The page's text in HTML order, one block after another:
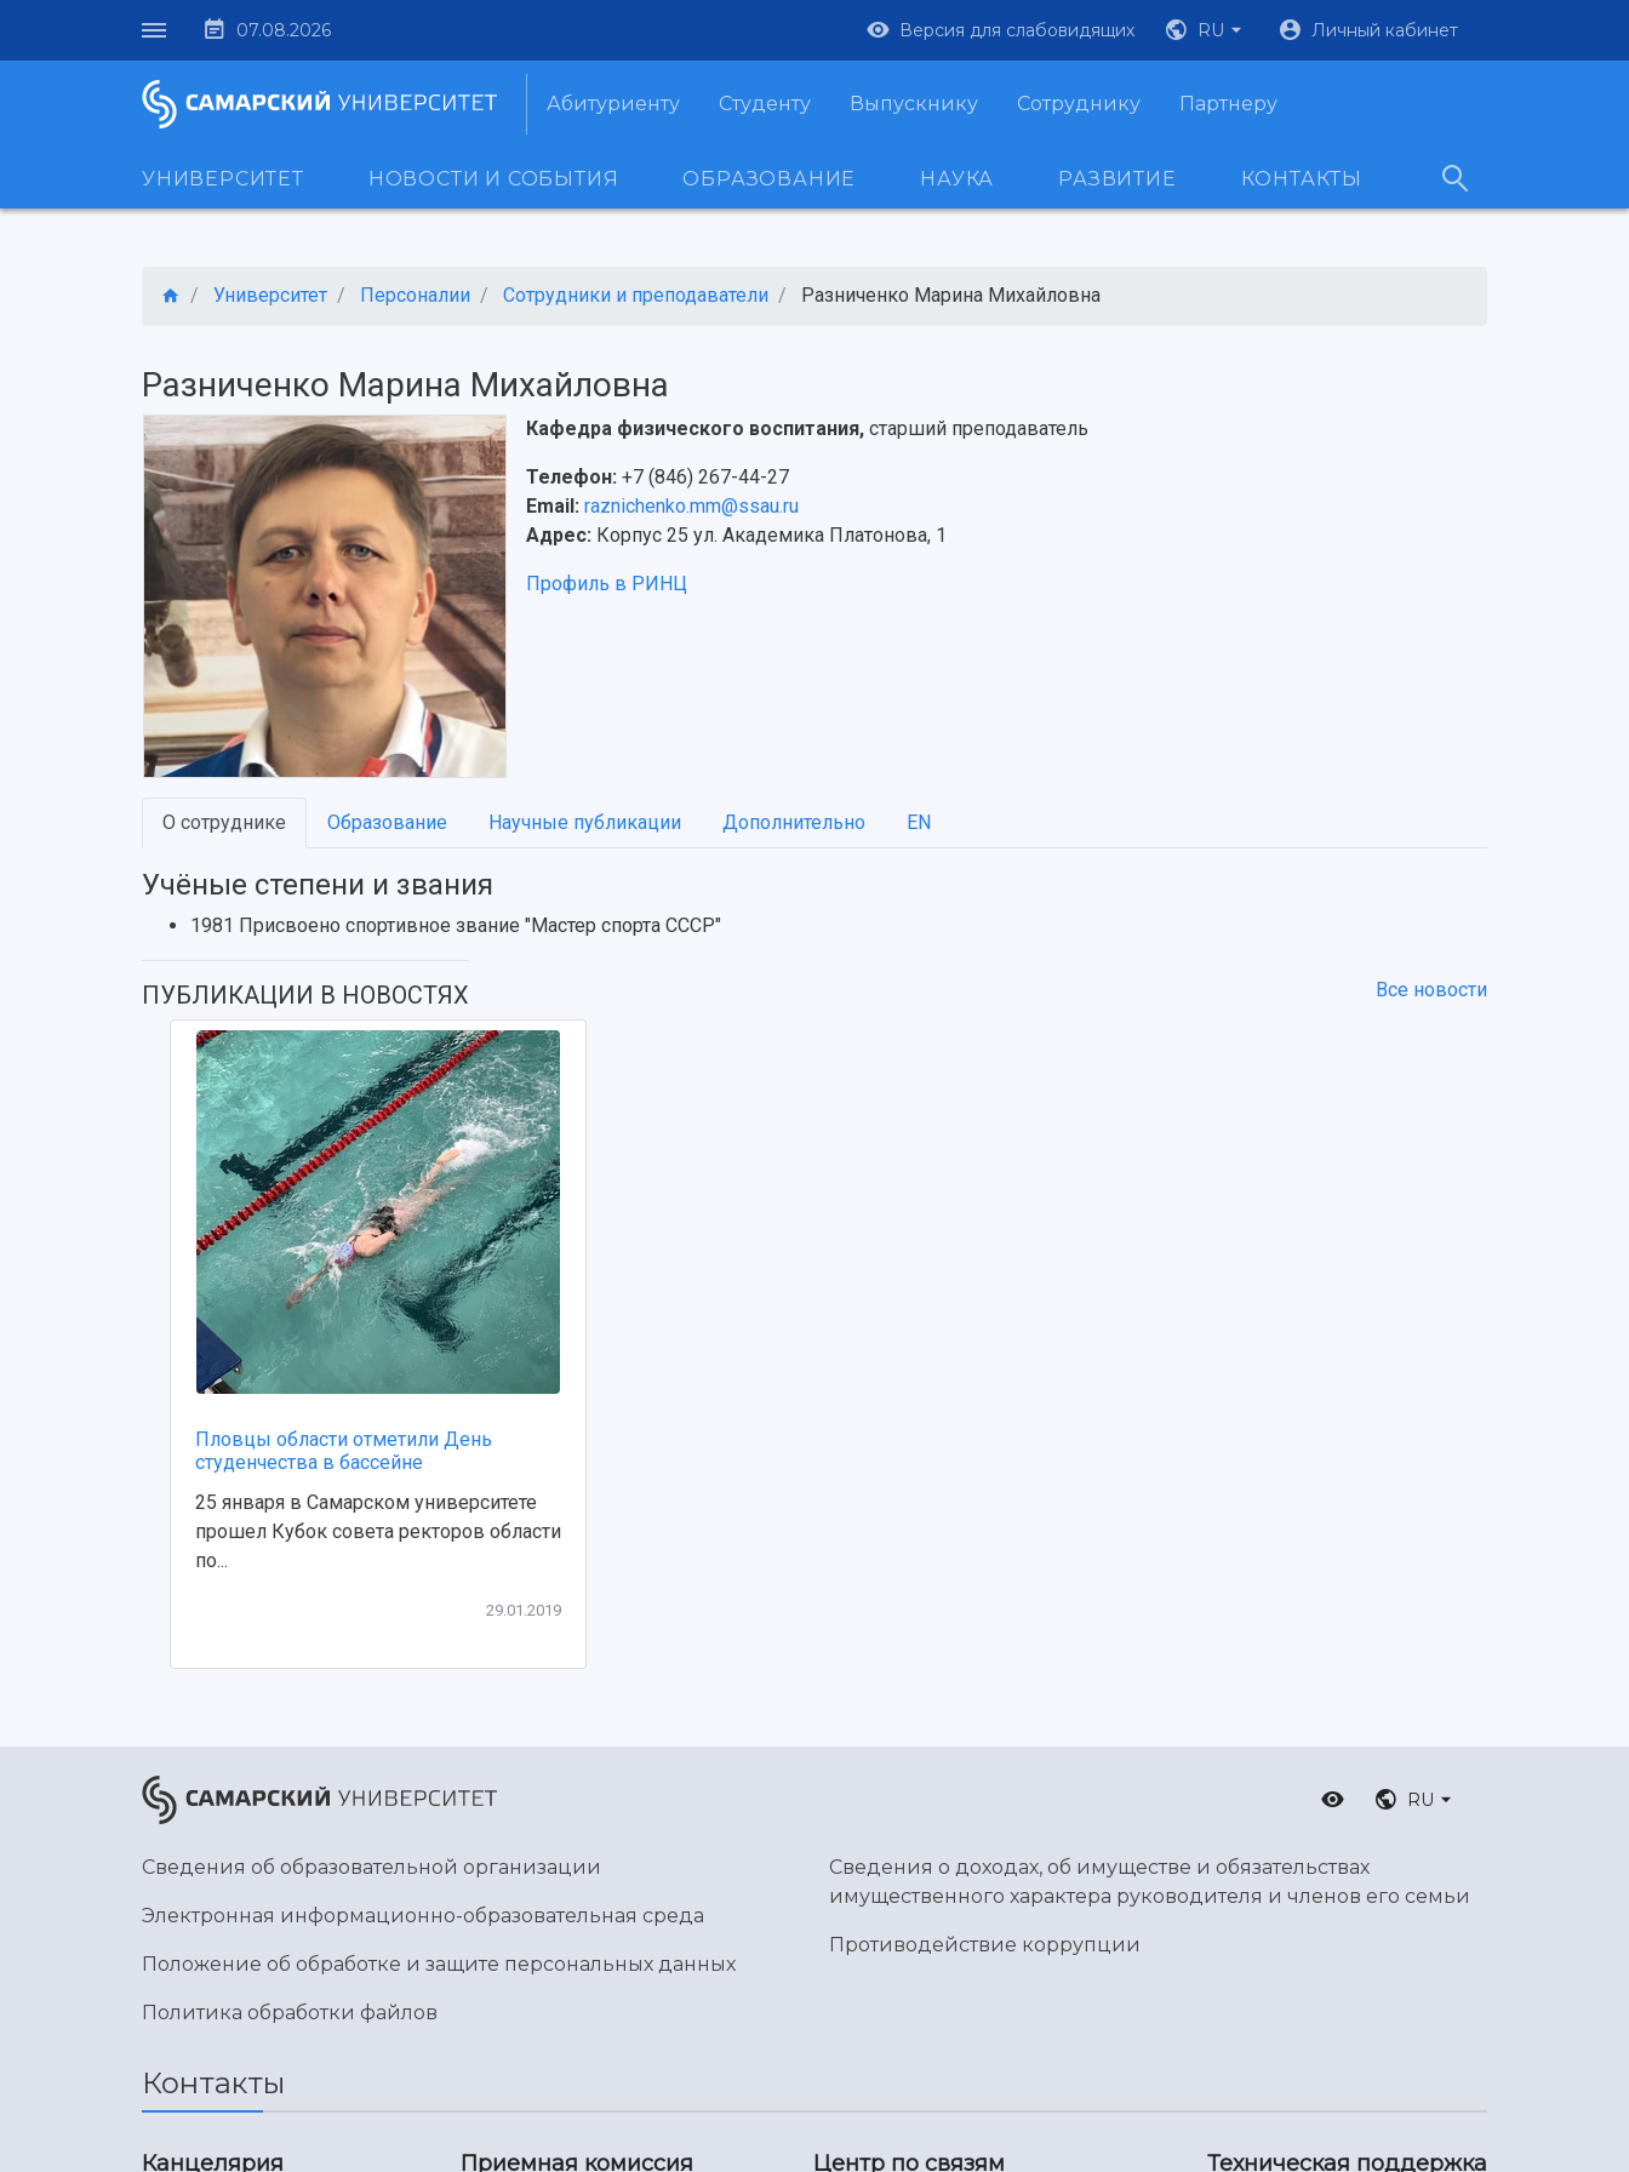
07.08.2026 Версия для слабовидящих RU Личный кабинет
Абитуриенту Студенту Выпускнику Сотруднику Партнеру
УНИВЕРСИТЕТ НОВОСТИ И СОБЫТИЯ ОБРАЗОВАНИЕ НАУКА РАЗВИТИЕ КОНТАКТЫ
Университет Персоналии Сотрудники и преподаватели Разниченко Марина Михайловна
Разниченко Марина Михайловна
Кафедра физического воспитания, старший преподаватель
Телефон: +7 (846) 267-44-27
Email: raznichenko.mm@ssau.ru
Адрес: Корпус 25 ул. Академика Платонова, 1
Профиль в РИНЦ
О сотруднике Образование Научные публикации Дополнительно EN
Учёные степени и звания
1981 Присвоено спортивное звание "Мастер спорта СССР"
ПУБЛИКАЦИИ В НОВОСТЯХ Все новости
Пловцы области отметили День
студенчества в бассейне
25 января в Самарском университете
прошел Кубок совета ректоров области
по...
29.01.2019
RU
Сведения об образовательной организации
Электронная информационно-образовательная среда
Положение об обработке и защите персональных данных
Политика обработки файлов
Сведения о доходах, об имуществе и обязательствах
имущественного характера руководителя и членов его семьи
Противодействие коррупции
Контакты
Канцелярия Приемная комиссия Центр по связям Техническая поддержка